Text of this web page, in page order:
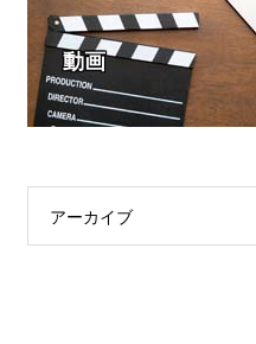
動画
アーカイブ